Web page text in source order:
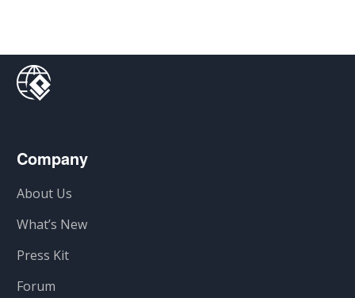
Company
About Us
What’s New
Press Kit
Forum